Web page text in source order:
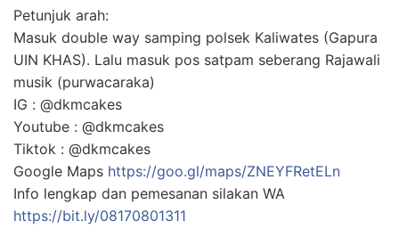
Petunjuk arah:
Masuk double way samping polsek Kaliwates (Gapura
UIN KHAS). Lalu masuk pos satpam seberang Rajawali
musik (purwacaraka)
IG : @dkmcakes
Youtube : @dkmcakes
Tiktok : @dkmcakes
Google Maps https://goo.gl/maps/ZNEYFRetELn
Info lengkap dan pemesanan silakan WA
https://bit.ly/08170801311